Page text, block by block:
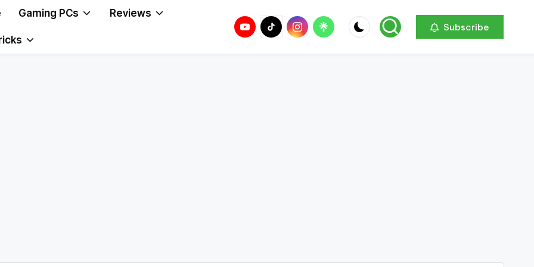
Gaming PCs Reviews
Youtube
Tik
Tok
Instagram
Linktree Subscribe